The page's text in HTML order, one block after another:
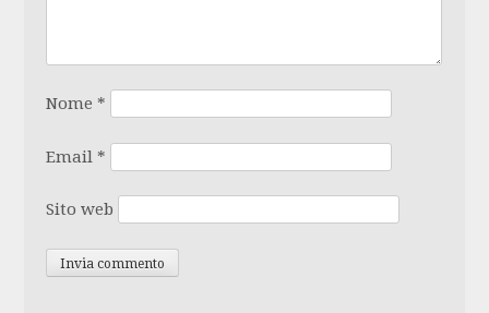
Nome *
Email *
Sito web